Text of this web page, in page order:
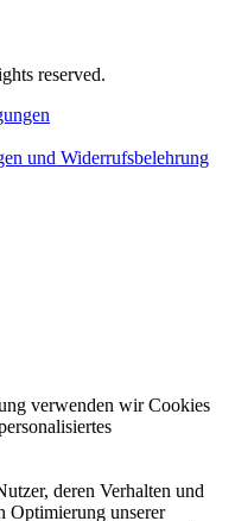
reserved.
und Widerrufsbelehrung
verwenden wir Cookies
deren Verhalten und
Optimierung unserer